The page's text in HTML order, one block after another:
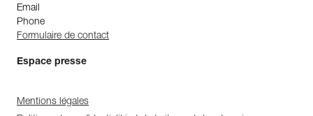
Email
Phone
Formulaire de contact
Espace presse
Mentions légales